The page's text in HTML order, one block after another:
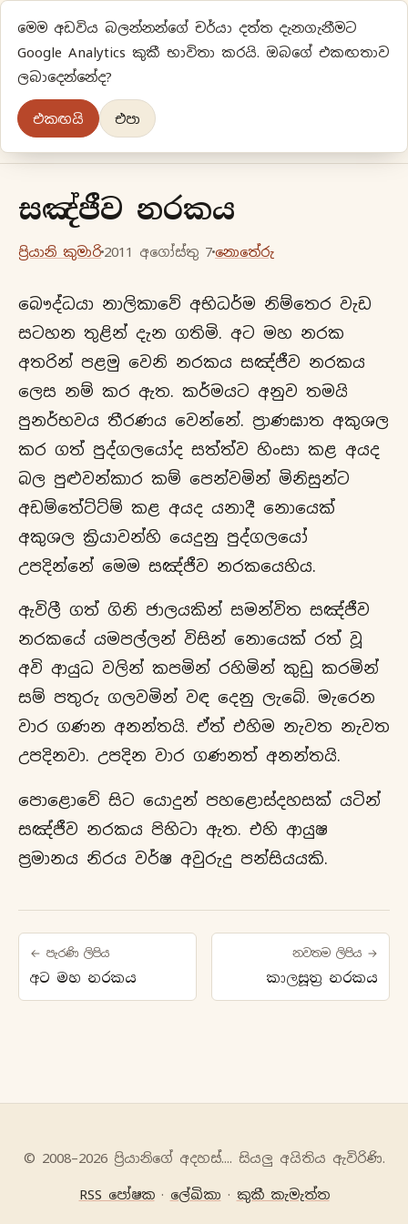
ප්‍රියානිගේ අදහස්‍...
මුල් පිටුවවර්ගීකරණ
සඤ්ජීව නරකය
ප්‍රියානි කුමාරි 2011 අගෝස්තු 7 නොතේරු
බෞද්ධයා නාලිකාවේ අභිධර්ම නිම්තෙර වැඩ
සටහන තුළින් දැන ගතිමි. අට මහ නරක
අතරින් පළමු වෙනි නරකය සඤ්ජීව නරකය
ලෙස නම් කර ඇත. කර්මයට අනුව තමයි
පුනර්භවය තීරණය වෙන්නේ. ප්‍රාණඝාත අකුශල
කර ගත් පුද්ගලයෝද සත්ත්ව හිංසා කළ අයද
බල පුළුවන්කාර කම් පෙන්වමින් මිනිසුන්ට
අඩම්තේට්ට්ම් කළ අයද යනාදී නොයෙක්
අකුශල ක්‍රියාවන්හි යෙදුනු පුද්ගලයෝ
උපදින්නේ මෙම සඤ්ජීව නරකයෙහිය.
ඇවිලී ගත් ගිනි ජාලයකින් සමන්විත සඤ්ජීව
නරකයේ යමපල්ලන් විසින් නොයෙක් රත් වූ
අවි ආයුධ වලින් කපමින් රහිමින් කුඩු කරමින්
සම් පතුරු ගලවමින් වඳ දෙනු ලැබේ. මැරෙන
වාර ගණන අනන්තයි. ඒත් එහිම නැවත නැවත
උපදිනවා. උපදින වාර ගණනත් අනන්තයි.
පොළොවේ සිට යොදුන් පහළොස්දහසක් යටින්
සඤ්ජීව නරකය පිහිටා ඇත. එහි ආයුෂ
ප්‍රමානය නිරය වර්ෂ අවුරුදු පන්සියයකි.
← පැරණි ලිපිය
අට මහ නරකය
නවතම ලිපිය →
කාලසූත්‍ර නරකය
© 2008–2026 ප්‍රියානිගේ අදහස්‍.... සියලු අයිතිය ඇවිරිණි.
RSS පෝෂක· ලේඛිකා · කුකී කැමැත්ත
මෙම අඩවිය බලන්නන්ගේ චර්යා දත්ත දැනගැනීමට
Google Analytics කුකී භාවිතා කරයි. ඔබගේ එකඟතාව
ලබාදෙන්නේද?
එකඟයි එපා